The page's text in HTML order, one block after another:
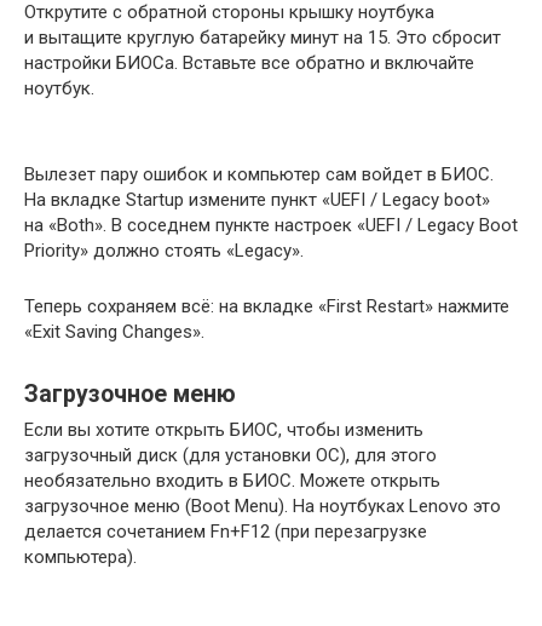
Открутите с обратной стороны крышку ноутбука
и вытащите круглую батарейку минут на 15. Это сбросит
настройки БИОСа. Вставьте все обратно и включайте
ноутбук.
Вылезет пару ошибок и компьютер сам войдет в БИОС.
На вкладке Startup измените пункт «UEFI / Legacy boot»
на «Both». В соседнем пункте настроек «UEFI / Legacy Boot
Priority» должно стоять «Legacy».
Теперь сохраняем всё: на вкладке «First Restart» нажмите
«Exit Saving Changes».
Загрузочное меню
Если вы хотите открыть БИОС, чтобы изменить
загрузочный диск (для установки ОС), для этого
необязательно входить в БИОС. Можете открыть
загрузочное меню (Boot Menu). На ноутбуках Lenovo это
делается сочетанием Fn+F12 (при перезагрузке
компьютера).